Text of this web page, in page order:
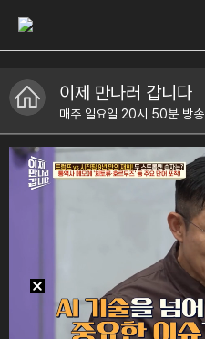
이제 만나러 갑니다
매주 일요일 20시 50분 방송